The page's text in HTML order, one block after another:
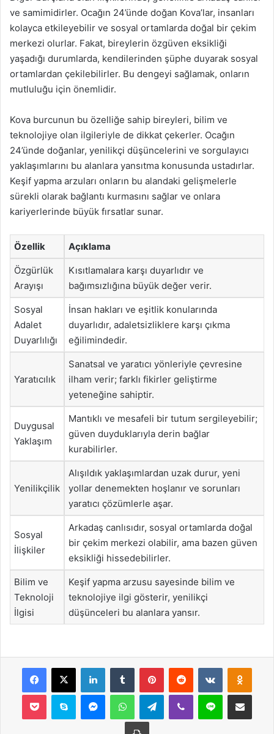
ve samimidirler. Ocağın 24’ünde doğan Kova’lar, insanları
kolayca etkileyebilir ve sosyal ortamlarda doğal bir çekim
merkezi olurlar. Fakat, bireylerin özgüven eksikliği
yaşadığı durumlarda, kendilerinden şüphe duyarak sosyal
ortamlardan çekilebilirler. Bu dengeyi sağlamak, onların
mutluluğu için önemlidir.
Kova burcunun bu özelliğe sahip bireyleri, bilim ve
teknolojiye olan ilgileriyle de dikkat çekerler. Ocağın
24’ünde doğanlar, yenilikçi düşüncelerini ve sorgulayıcı
yaklaşımlarını bu alanlara yansıtma konusunda ustadırlar.
Keşif yapma arzuları onların bu alandaki gelişmelerle
sürekli olarak bağlantı kurmasını sağlar ve onlara
kariyerlerinde büyük fırsatlar sunar.
Özellik Açıklama
Özgürlük
Arayışı
Kısıtlamalara karşı duyarlıdır ve
bağımsızlığına büyük değer verir.
Sosyal
Adalet
Duyarlılığı
İnsan hakları ve eşitlik konularında
duyarlıdır, adaletsizliklere karşı çıkma
eğilimindedir.
Yaratıcılık
Sanatsal ve yaratıcı yönleriyle çevresine
ilham verir; farklı fikirler geliştirme
yeteneğine sahiptir.
Duygusal
Yaklaşım
Mantıklı ve mesafeli bir tutum sergileyebilir;
güven duyduklarıyla derin bağlar
kurabilirler.
Yenilikçilik
Alışıldık yaklaşımlardan uzak durur, yeni
yollar denemekten hoşlanır ve sorunları
yaratıcı çözümlerle aşar.
Sosyal
İlişkiler
Arkadaş canlısıdır, sosyal ortamlarda doğal
bir çekim merkezi olabilir, ama bazen güven
eksikliği hissedebilirler.
Bilim ve
Teknoloji
İlgisi
Keşif yapma arzusu sayesinde bilim ve
teknolojiye ilgi gösterir, yenilikçi
düşünceleri bu alanlara yansır.
Facebook
X LinkedInTumblr PinterestReddit VKontakte
Pocket Skype MessengerWhatsAppTelegramViber Line E-Posta ile
Yazdır